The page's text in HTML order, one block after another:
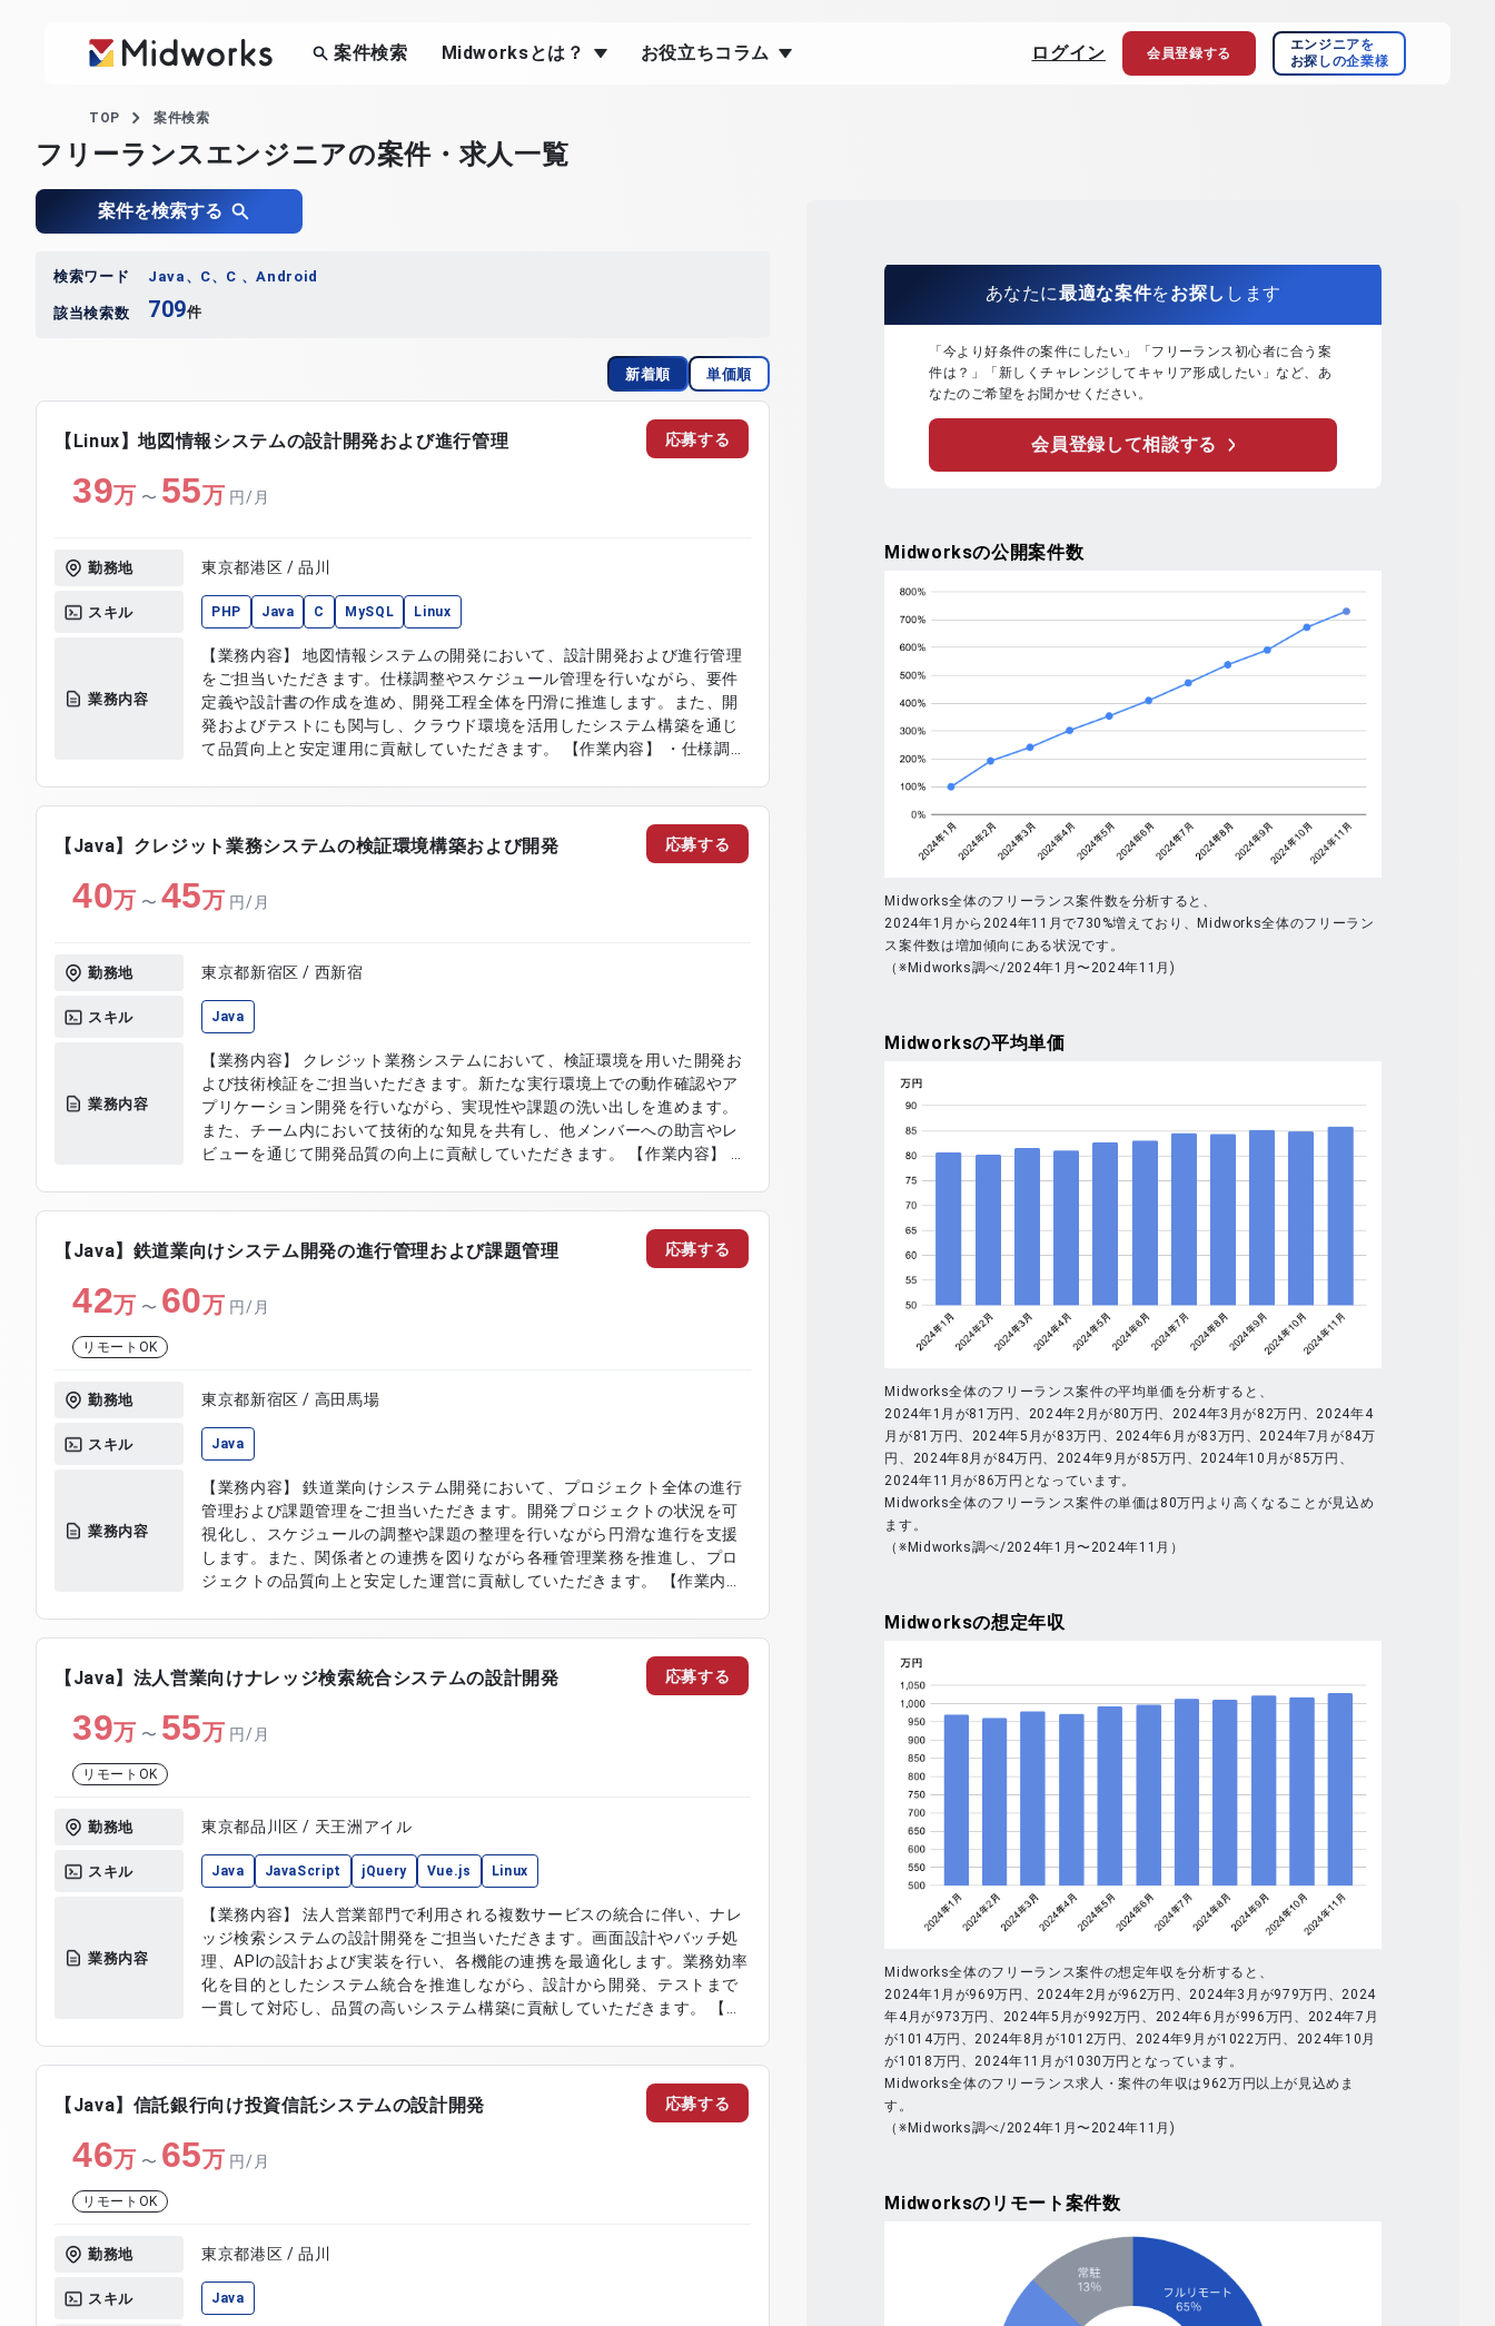
案件検索 Midworksとは？ お役立ちコラム ログイン 会員登録する
エンジニアを
お探しの企業様
TOP 案件検索
フリーランスエンジニアの案件・求人一覧
案件を検索する
検索ワード Java、C、C 、Android
該当検索数 709件
新着順 単価順
【Linux】地図情報システムの設計開発および進行管理
39万 〜 55万 円/月
勤務地 東京都港区 / 品川
スキル PHP Java C MySQL Linux
業務内容
【業務内容】 地図情報システムの開発において、設計開発および進行管理
をご担当いただきます。仕様調整やスケジュール管理を行いながら、要件
定義や設計書の作成を進め、開発工程全体を円滑に推進します。また、開
発およびテストにも関与し、クラウド環境を活用したシステム構築を通じ
て品質向上と安定運用に貢献していただきます。 【作業内容】 ・仕様調整
係者との調整および連携 ・ドキュメント作成および更新
応募する
【Java】クレジット業務システムの検証環境構築および開発
40万 〜 45万 円/月
勤務地 東京都新宿区 / 西新宿
スキル Java
業務内容
【業務内容】 クレジット業務システムにおいて、検証環境を用いた開発お
よび技術検証をご担当いただきます。新たな実行環境上での動作確認やア
プリケーション開発を行いながら、実現性や課題の洗い出しを進めます。
また、チーム内において技術的な知見を共有し、他メンバーへの助言やレ
ビューを通じて開発品質の向上に貢献していただきます。 【作業内容】 ・
び修正対応 ・ドキュメント作成および整理
応募する
【Java】鉄道業向けシステム開発の進行管理および課題管理
42万 〜 60万 円/月
リモートOK
勤務地 東京都新宿区 / 高田馬場
スキル Java
業務内容
【業務内容】 鉄道業向けシステム開発において、プロジェクト全体の進行
管理および課題管理をご担当いただきます。開発プロジェクトの状況を可
視化し、スケジュールの調整や課題の整理を行いながら円滑な進行を支援
します。また、関係者との連携を図りながら各種管理業務を推進し、プロ
ジェクトの品質向上と安定した運営に貢献していただきます。 【作業内
管理および対応策の検討 ・各種ドキュメントの作成および更新
応募する
【Java】法人営業向けナレッジ検索統合システムの設計開発
39万 〜 55万 円/月
リモートOK
勤務地 東京都品川区 / 天王洲アイル
スキル Java JavaScript jQuery Vue.js Linux
業務内容
【業務内容】 法人営業部門で利用される複数サービスの統合に伴い、ナレ
ッジ検索システムの設計開発をご担当いただきます。画面設計やバッチ処
理、APIの設計および実装を行い、各機能の連携を最適化します。業務効率
化を目的としたシステム統合を推進しながら、設計から開発、テストまで
一貫して対応し、品質の高いシステム構築に貢献していただきます。 【作
よび結合テストの実施 ・不具合調査および修正対応 ・ドキュメント作成お
応募する
【Java】信託銀行向け投資信託システムの設計開発
46万 〜 65万 円/月
リモートOK
勤務地 東京都港区 / 品川
スキル Java
応募する
あなたに最適な案件をお探し します
「今より好条件の案件にしたい」「フリーランス初心者に合う案
件は？」「新しくチャレンジしてキャリア形成したい」など、あ
なたのご希望をお聞かせください。
会員登録して相談する
Midworksの公開案件数
Midworks全体のフリーランス案件数を分析すると、
2024年1月から2024年11月で730%増えており、Midworks全体のフリーラン
ス案件数は増加傾向にある状況です。
（※Midworks調べ/2024年1月〜2024年11月)
Midworksの平均単価
Midworks全体のフリーランス案件の平均単価を分析すると、
2024年1月が81万円、2024年2月が80万円、2024年3月が82万円、2024年4
月が81万円、2024年5月が83万円、2024年6月が83万円、2024年7月が84万
円、2024年8月が84万円、2024年9月が85万円、2024年10月が85万円、
2024年11月が86万円となっています。
Midworks全体のフリーランス案件の単価は80万円より高くなることが見込め
ます。
（※Midworks調べ/2024年1月〜2024年11月）
Midworksの想定年収
Midworks全体のフリーランス案件の想定年収を分析すると、
2024年1月が969万円、2024年2月が962万円、2024年3月が979万円、2024
年4月が973万円、2024年5月が992万円、2024年6月が996万円、2024年7月
が1014万円、2024年8月が1012万円、2024年9月が1022万円、2024年10月
が1018万円、2024年11月が1030万円となっています。
Midworks全体のフリーランス求人・案件の年収は962万円以上が見込めま
す。
（※Midworks調べ/2024年1月〜2024年11月)
Midworksのリモート案件数